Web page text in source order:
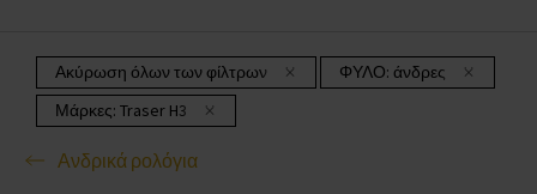
Ακύρωση όλων των φίλτρων ΦΥΛΟ: άνδρες
Μάρκες: Traser H3
Ανδρικά ρολόγια